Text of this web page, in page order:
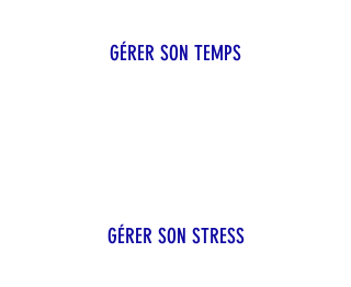
GÉRER SON TEMPS
GÉRER SON STRESS